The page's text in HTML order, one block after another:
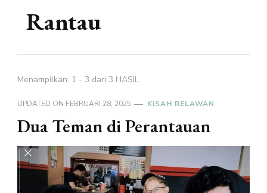
Rantau
Menampilkan: 1 - 3 dari 3 HASIL
UPDATED ON FEBRUARI 28, 2025 KISAH RELAWAN
Dua Teman di Perantauan